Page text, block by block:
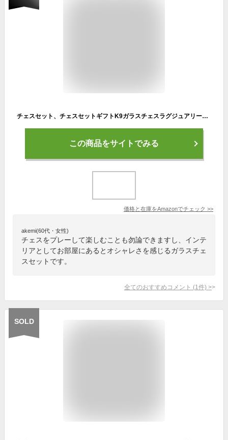
チェスセット、チェスセットギフトK9ガラスチェスラグジュアリーエレガントチェスゲームミディアムレスリングパッケージングインターナショナルチェスセットガラスボードチェスゲームチェスボードゲーム
この商品をサイトでみる
価格と在庫をAmazonでチェック >>
akemi(60代・女性)
チェスをプレーして楽しむことも勿論できますし、インテ
リアとしてお部屋にあるとオシャレさを感じるガラスチェ
スセットです。
全てのおすすめコメント (1 件) >
SOLD